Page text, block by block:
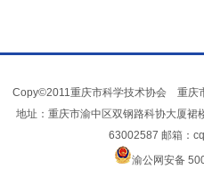
Copy©2011重庆市科学技术协会 重庆
地址：重庆市渝中区双钢路科协大厦
63002587 邮箱：
渝公网安备